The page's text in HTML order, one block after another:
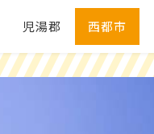
児湯郡 西都市